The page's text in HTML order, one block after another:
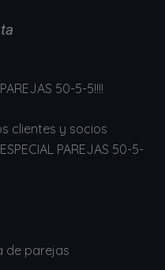
PAREJAS 50-5-5!!!!
clientes y socios
PAREJAS 50-5-
de parejas